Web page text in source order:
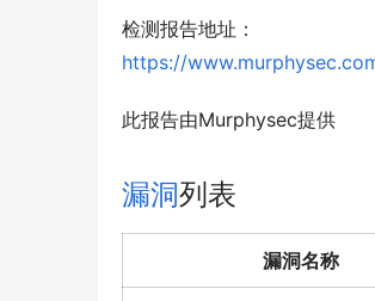
检测报告地址：
https://
此报告由Murphysec提供
漏洞列表
漏洞名称